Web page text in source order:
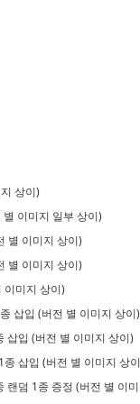
상이)
이미지 일부 상이)
별 이미지 상이)
별 이미지 상이)
미지 상이)
삽입 (버전 별 이미지 상이)
삽입 (버전 별 이미지 상이)
삽입 (버전 별 이미지
덤 1종 증정 (버전 별 이